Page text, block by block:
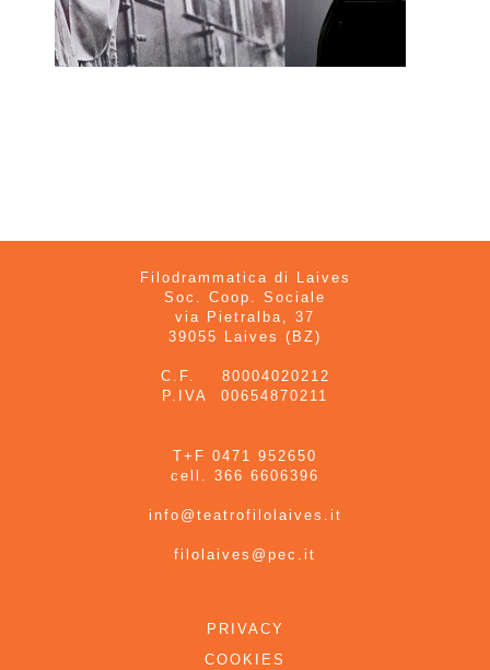
Filodrammatica di Laives
Soc. Coop. Sociale
via Pietralba, 37
39055 Laives (BZ)
C.F. 80004020212
P.IVA 00654870211
T+F 0471 952650
cell. 366 6606396
info@teatrofilolaives.it
filolaives@pec.it
PRIVACY
COOKIES